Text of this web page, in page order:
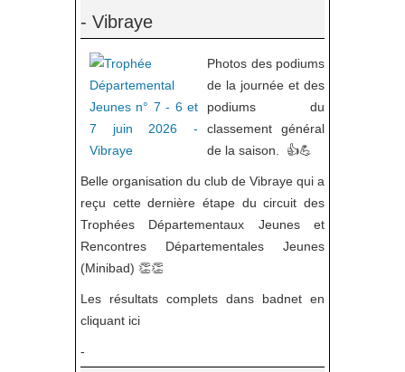
- Vibraye
Photos des podiums
de la journée et des
podiums du
classement général
de la saison. 👍💪
Belle organisation du club de Vibraye qui a
reçu cette dernière étape du circuit des
Trophées Départementaux Jeunes et
Rencontres Départementales Jeunes
(Minibad) 👏👏
Les résultats complets dans badnet en
cliquant ici
-